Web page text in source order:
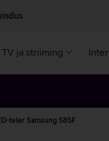
TV ja striiming
teler Samsung S85F